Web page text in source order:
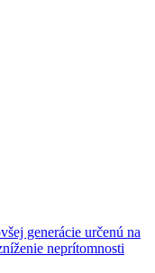
generácie určenú na
neprítomnosti